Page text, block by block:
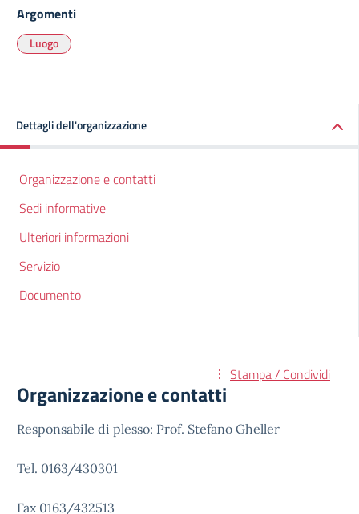
Argomenti
Luogo
Dettagli dell'organizzazione
Organizzazione e contatti
Sedi informative
Ulteriori informazioni
Servizio
Documento
Stampa / Condividi
Organizzazione e contatti
Responsabile di plesso: Prof. Stefano Gheller
Tel. 0163/430301
Fax 0163/432513